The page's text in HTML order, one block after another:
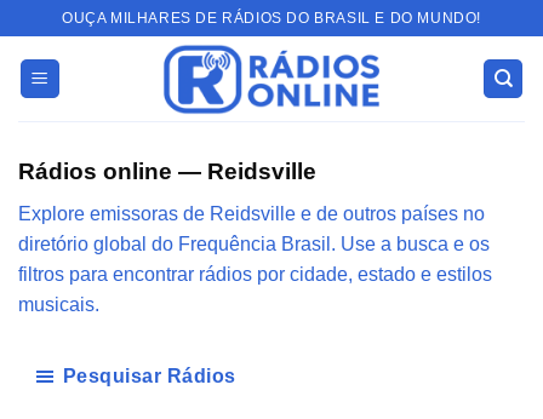
content
OUÇA MILHARES DE RÁDIOS DO BRASIL E DO MUNDO!
Rádios online — Reidsville
Explore emissoras de Reidsville e de outros países no
diretório global do Frequência Brasil. Use a busca e os
filtros para encontrar rádios por cidade, estado e estilos
musicais.
Pesquisar Rádios